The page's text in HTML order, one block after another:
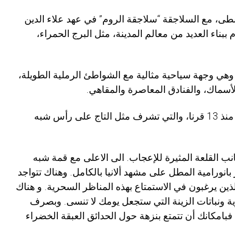
مع السلاجقة “سلاجقة الروم” في عهد علاء الدين
العديد من معالم المدينة، مثل البرج الحمراء،
وجهة سياحية مثالية مع الشواطئ الرملية الطويلة،
والفنادق المعاصرة والمقاهي.
ألانيا ترحب بكم مع القلعة السلجوقية التي بنيت منذ 13 قرنا، والتي تشرف مثل التاج على رأس شبه
القلعة المثيرة للإعجاب. الى الاعلى مع قمة شبه
المطل على مشهد ألانيا بالكامل. وهناك تتواجد
يرغبون في الاستمتاع بهذه المناظر السحرية. و هناك
ونباتات الزينة التي ستجعل يومك لا تنسى. وبصرف
أن تتمتع بنزهة حول الحدائق العبقة الخضراء